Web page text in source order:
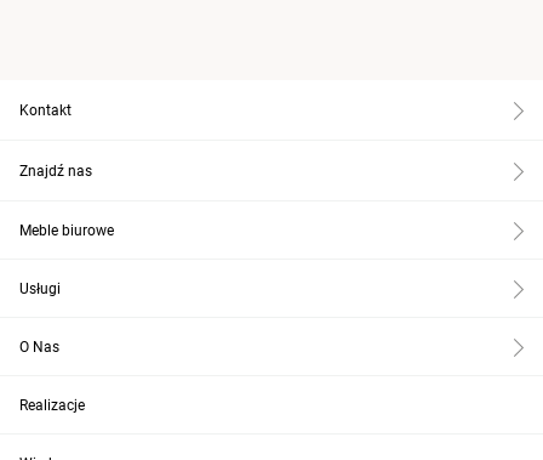
Kontakt
Znajdź nas
Meble biurowe
Usługi
O Nas
Realizacje